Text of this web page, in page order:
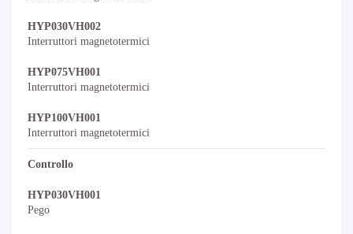
HYP030VH002
Interruttori magnetotermici
HYP075VH001
Interruttori magnetotermici
HYP100VH001
Interruttori magnetotermici
Controllo
HYP030VH001
Pego